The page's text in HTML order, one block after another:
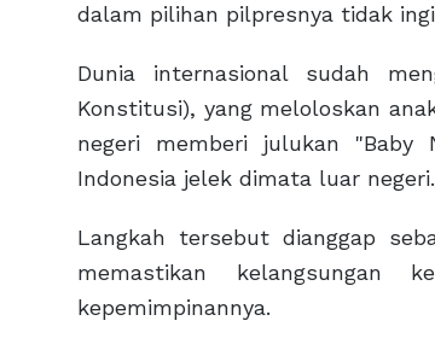
dalam pilihan pilpresnya tidak
Dunia internasional sudah
Konstitusi), yang meloloskan
negeri memberi julukan "Baby
Indonesia jelek dimata luar negeri.
Langkah tersebut dianggap
memastikan kelangsungan
kepemimpinannya.